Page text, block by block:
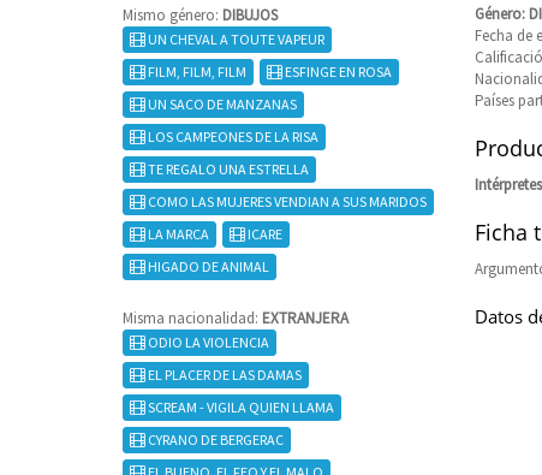
Mismo género: DIBUJOS
UN CHEVAL A TOUTE VAPEUR
FILM, FILM, FILM
ESFINGE EN ROSA
UN SACO DE MANZANAS
LOS CAMPEONES DE LA RISA
TE REGALO UNA ESTRELLA
COMO LAS MUJERES VENDIAN A SUS MARIDOS
LA MARCA
ICARE
HIGADO DE ANIMAL
Misma nacionalidad: EXTRANJERA
ODIO LA VIOLENCIA
EL PLACER DE LAS DAMAS
SCREAM - VIGILA QUIEN LLAMA
CYRANO DE BERGERAC
Género:
Fecha de
Países
Ficha
Datos